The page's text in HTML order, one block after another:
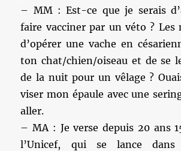
– MM : Est-ce que je serais
faire vacciner par un véto ? Les
d’opérer une vache en
ton chat/chien/oiseau et de se
de la nuit pour un vêlage ?
viser mon épaule avec une
aller.
– MA : Je verse depuis 20 ans
l’Unicef, qui se lance dans